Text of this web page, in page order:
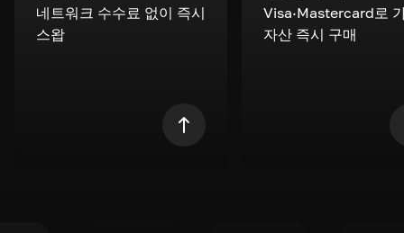
네트워크 수수료 없이 즉시
스왑
Visa·Mastercard로
자산 즉시 구매